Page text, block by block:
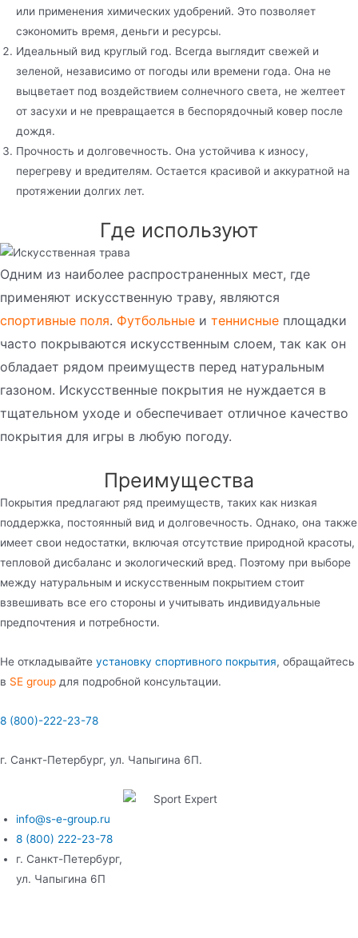
или применения химических удобрений. Это позволяет
сэкономить время, деньги и ресурсы.
Идеальный вид круглый год. Всегда выглядит свежей и
зеленой, независимо от погоды или времени года. Она не
выцветает под воздействием солнечного света, не желтеет
от засухи и не превращается в беспорядочный ковер после
дождя.
Прочность и долговечность. Она устойчива к износу,
перегреву и вредителям. Остается красивой и аккуратной на
протяжении долгих лет.
Где используют
Одним из наиболее распространенных мест, где
применяют искусственную траву, являются
спортивные поля. Футбольные и теннисные площадки
часто покрываются искусственным слоем, так как он
обладает рядом преимуществ перед натуральным
газоном. Искусственные покрытия не нуждается в
тщательном уходе и обеспечивает отличное качество
покрытия для игры в любую погоду.
Преимущества
Покрытия предлагают ряд преимуществ, таких как низкая
поддержка, постоянный вид и долговечность. Однако, она также
имеет свои недостатки, включая отсутствие природной красоты,
тепловой дисбаланс и экологический вред. Поэтому при выборе
между натуральным и искусственным покрытием стоит
взвешивать все его стороны и учитывать индивидуальные
предпочтения и потребности.
Не откладывайте установку спортивного покрытия, обращайтесь
в SE group для подробной консультации.
8 (800)-222-23-78
г. Санкт-Петербург, ул. Чапыгина 6П.
info@s-e-group.ru
8 (800) 222-23-78
г. Санкт-Петербург,
ул. Чапыгина 6П